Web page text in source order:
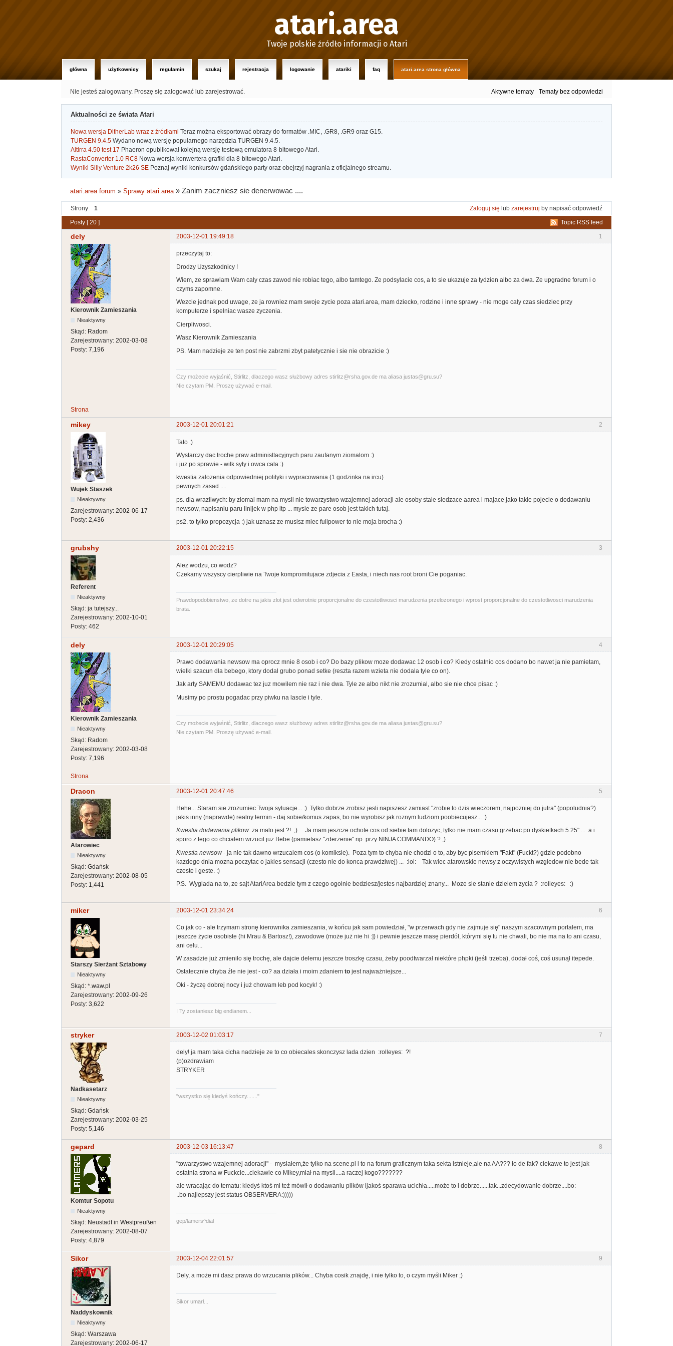
atari.area
Twoje polskie źródło informacji o Atari
główna użytkownicy regulamin szukaj rejestracja logowanie atariki faq atari.area strona główna
Nie jesteś zalogowany. Proszę się zalogować lub zarejestrować. Aktywne tematy Tematy bez odpowiedzi
Aktualności ze świata Atari
Nowa wersja DitherLab wraz z źródłami Teraz można eksportować obrazy do formatów .MIC, .GR8, .GR9 oraz G15.
TURGEN 9.4.5 Wydano nową wersję popularnego narzędzia TURGEN 9.4.5.
Altirra 4.50 test 17 Phaeron opublikował kolejną wersję testową emulatora 8-bitowego Atari.
RastaConverter 1.0 RC8 Nowa wersja konwertera grafiki dla 8-bitowego Atari.
Wyniki Silly Venture 2k26 SE Poznaj wyniki konkursów gdańskiego party oraz obejrzyj nagrania z oficjalnego streamu.
atari.area forum »Sprawy atari.area »Zanim zaczniesz sie denerwowac ....
Strony 1 Zaloguj się lub zarejestruj by napisać odpowiedź
Topic RSS feed
Posty [ 20 ]
1
dely 2003-12-01 19:49:18
Kierownik Zamieszania
Nieaktywny
Skąd: Radom
Zarejestrowany: 2002-03-08
Posty: 7,196
przeczytaj to:
Drodzy Uzyszkodnicy !
Wiem, ze sprawiam Wam caly czas zawod nie robiac tego, albo tamtego. Ze podsylacie cos, a to sie ukazuje za tydzien albo za dwa. Ze upgradne forum i o
czyms zapomne.
Wezcie jednak pod uwage, ze ja rowniez mam swoje zycie poza atari.area, mam dziecko, rodzine i inne sprawy - nie moge caly czas siedziec przy
komputerze i spelniac wasze zyczenia.
Cierpliwosci.
Wasz Kierownik Zamieszania
PS. Mam nadzieje ze ten post nie zabrzmi zbyt patetycznie i sie nie obrazicie :)
Czy możecie wyjaśnić, Stirlitz, dlaczego wasz służbowy adres stirlitz@rsha.gov.de ma aliasa justas@gru.su?
Nie czytam PM. Proszę używać e-mail.
Strona
2
mikey 2003-12-01 20:01:21
Wujek Staszek
Nieaktywny
Zarejestrowany: 2002-06-17
Posty: 2,436
Tato :)
Wystarczy dac troche praw administtacyjnych paru zaufanym ziomalom :)
i juz po sprawie - wilk syty i owca cala :)
kwestia zalozenia odpowiedniej polityki i wypracowania (1 godzinka na ircu)
pewnych zasad ....
ps. dla wrazliwych: by ziomal mam na mysli nie towarzystwo wzajemnej adoracji ale osoby stale sledzace aarea i majace jako takie pojecie o dodawaniu
newsow, napisaniu paru linijek w php itp ... mysle ze pare osob jest takich tutaj.
ps2. to tylko propozycja :) jak uznasz ze musisz miec fullpower to nie moja brocha :)
3
grubshy 2003-12-01 20:22:15
Referent
Nieaktywny
Skąd: ja tutejszy...
Zarejestrowany: 2002-10-01
Posty: 462
Alez wodzu, co wodz?
Czekamy wszyscy cierpliwie na Twoje kompromitujace zdjecia z Easta, i niech nas root broni Cie poganiac.
Prawdopodobienstwo, ze dotre na jakis zlot jest odwrotnie proporcjonalne do czestotliwosci marudzenia przelozonego i wprost proporcjonalne do czestotliwosci marudzenia
brata.
4
dely 2003-12-01 20:29:05
Kierownik Zamieszania
Nieaktywny
Skąd: Radom
Zarejestrowany: 2002-03-08
Posty: 7,196
Prawo dodawania newsow ma oprocz mnie 8 osob i co? Do bazy plikow moze dodawac 12 osob i co? Kiedy ostatnio cos dodano bo nawet ja nie pamietam,
wielki szacun dla bebego, ktory dodal grubo ponad setke (reszta razem wzieta nie dodala tyle co on).
Jak arty SAMEMU dodawac tez juz mowilem nie raz i nie dwa. Tyle ze albo nikt nie zrozumial, albo sie nie chce pisac :)
Musimy po prostu pogadac przy piwku na lascie i tyle.
Czy możecie wyjaśnić, Stirlitz, dlaczego wasz służbowy adres stirlitz@rsha.gov.de ma aliasa justas@gru.su?
Nie czytam PM. Proszę używać e-mail.
Strona
5
Dracon 2003-12-01 20:47:46
Atarowiec
Nieaktywny
Skąd: Gdańsk
Zarejestrowany: 2002-08-05
Posty: 1,441
Hehe... Staram sie zrozumiec Twoja sytuacje... :) Tylko dobrze zrobisz jesli napiszesz zamiast "zrobie to dzis wieczorem, najpozniej do jutra" (popoludnia?)
jakis inny (naprawde) realny termin - daj sobie/komus zapas, bo nie wyrobisz jak roznym ludziom poobiecujesz... :)
Kwestia dodawania plikow: za malo jest ?! ;) Ja mam jeszcze ochote cos od siebie tam dolozyc, tylko nie mam czasu grzebac po dyskietkach 5.25" ... a i
sporo z tego co chcialem wrzucil juz Bebe (pamietasz "zderzenie" np. przy NINJA COMMANDO) ? ;)
Kwestia newsow - ja nie tak dawno wrzucalem cos (o komiksie). Poza tym to chyba nie chodzi o to, aby byc pisemkiem "Fakt" (Fuckt?) gdzie podobno
kazdego dnia mozna poczytac o jakies sensacji (czesto nie do konca prawdziwej) ... :lol: Tak wiec atarowskie newsy z oczywistych wzgledow nie bede tak
czeste i geste. :)
P.S. Wyglada na to, ze sajt AtariArea bedzie tym z czego ogolnie bedziesz/jestes najbardziej znany... Moze sie stanie dzielem zycia ? :rolleyes: :)
6
miker 2003-12-01 23:34:24
Starszy Sierżant Sztabowy
Nieaktywny
Skąd: *.waw.pl
Zarejestrowany: 2002-09-26
Posty: 3,622
Co jak co - ale trzymam stronę kierownika zamieszania, w końcu jak sam powiedział, "w przerwach gdy nie zajmuje się" naszym szacownym portalem, ma
jeszcze życie osobiste (hi Mrau & Bartosz!), zawodowe (może już nie hi :]) i pewnie jeszcze masę pierdół, którymi się tu nie chwali, bo nie ma na to ani czasu,
ani celu...
W zasadzie już zmieniło się trochę, ale dajcie delemu jeszcze troszkę czasu, żeby poodtwarzał niektóre phpki (jeśli trzeba), dodał coś, coś usunął itepede.
Ostatecznie chyba źle nie jest - co? aa działa i moim zdaniem to jest najważniejsze...
Oki - życzę dobrej nocy i już chowam łeb pod kocyk! :)
I Ty zostaniesz big endianem...
7
stryker 2003-12-02 01:03:17
Nadkasetarz
Nieaktywny
Skąd: Gdańsk
Zarejestrowany: 2002-03-25
Posty: 5,146
dely! ja mam taka cicha nadzieje ze to co obiecales skonczysz lada dzien :rolleyes: ?!
(p)ozdrawiam
STRYKER
"wszystko się kiedyś kończy......."
8
gepard 2003-12-03 16:13:47
Komtur Sopotu
Nieaktywny
Skąd: Neustadt in Westpreußen
Zarejestrowany: 2002-08-07
Posty: 4,879
"towarzystwo wzajemnej adoracji" - myslałem,że tylko na scene.pl i to na forum graficznym taka sekta istnieje,ale na AA??? ło de fak? ciekawe to jest jak
ostatnia strona w Fuckcie...ciekawie co Mikey,miał na mysli....a raczej kogo???????
ale wracając do tematu: kiedyś ktoś mi też mówił o dodawaniu plików ijakoś sparawa ucichła.....może to i dobrze......tak...zdecydowanie dobrze....bo:
..bo najlepszy jest status OBSERVERA:)))))
gep/lamers^dial
9
Sikor 2003-12-04 22:01:57
Naddyskownik
Nieaktywny
Skąd: Warszawa
Zarejestrowany: 2002-06-17
Dely, a może mi dasz prawa do wrzucania plików... Chyba cosik znajdę, i nie tylko to, o czym myśli Miker ;)
Sikor umarł...